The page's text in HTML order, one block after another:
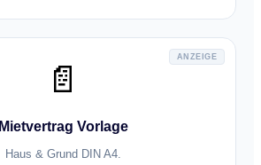
ANZEIGE
📄
Mietvertrag Vorlage
Haus & Grund DIN A4.